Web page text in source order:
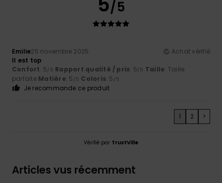
/5
Emilie25 novembre 2025
Achat vérifié
Il est top
Confort: 5/5 Rapport qualité / prix: 5/5 Taille: Taille
parfaite Matière: 5 /5 Coloris: 5 /5
Je recommande ce produit
1 2 >
Vérifié par TrustVille
Articles vus récemment